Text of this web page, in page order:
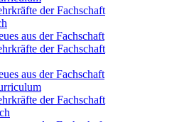
der Fachschaft
aus der Fachschaft
der Fachschaft
aus der Fachschaft
der Fachschaft